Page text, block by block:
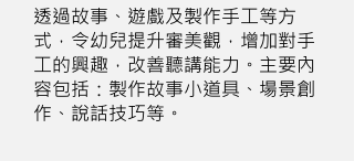
透過故事、遊戲及製作手工等方
式，令幼兒提升審美觀，增加對手
工的興趣，改善聽講能力。主要內
容包括：製作故事小道具、場景創
作、說話技巧等。